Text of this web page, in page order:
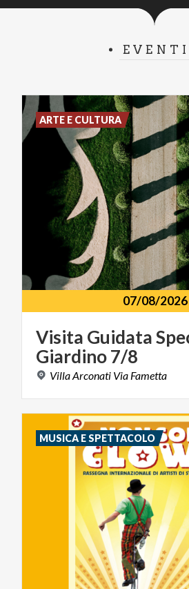
EVENTI
07/08/2026
Visita Guidata
Giardino7/8
VillaArconati Via Fametta
ARTE E CULTURA
MUSICA E SPETTACOLO